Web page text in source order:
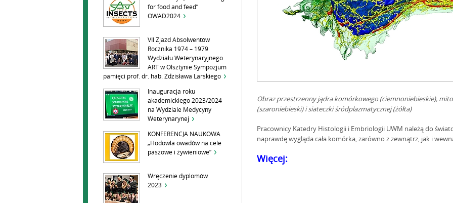
for food and feed”
OWAD2024
VII Zjazd Absolwentów
Rocznika 1974 – 1979
Wydziału Weterynaryjnego
ART w Olsztynie Sympozjum
pamięci prof. dr. hab. Zdzisława Larskiego
Inauguracja roku
akademickiego 2023/2024
na Wydziale Medycyny
Weterynarynej
KONFERENCJA NAUKOWA
„Hodowla owadów na cele
paszowe i żywieniowe”
Wręczenie dyplomów
2023
Obraz przestrzenny jądra komórkowego (ciemnoniebieskie),
(szaroniebieski) i siateczki śródplazmatycznej (żółta)
Pracownicy Katedry Histologii i Embriologii UWM należą do
naprawdę wygląda cała komórka, zarówno z zewnątrz, jak i
Więcej: